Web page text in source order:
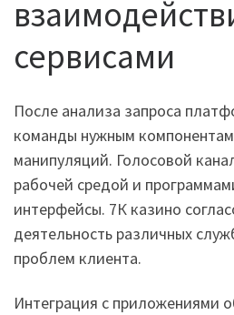
сервисами
После анализа запроса
команды нужным
манипуляций. Голосовой
рабочей средой и
интерфейсы. 7К казино
деятельность различных
проблем клиента.
Интеграция с приложениями